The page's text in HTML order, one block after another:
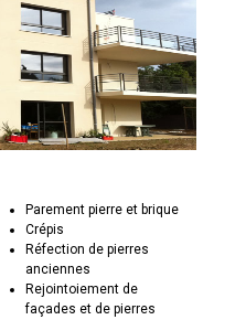
Parement pierre et brique
Crépis
Réfection de pierres
anciennes
Rejointoiement de
façades et de pierres